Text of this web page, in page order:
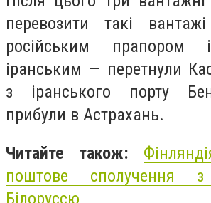
перевозити такі
російським
іранським — перетнули
з іранського порту
прибули в Астрахань.
Читайте також:
поштове сполучення
Білоруссю